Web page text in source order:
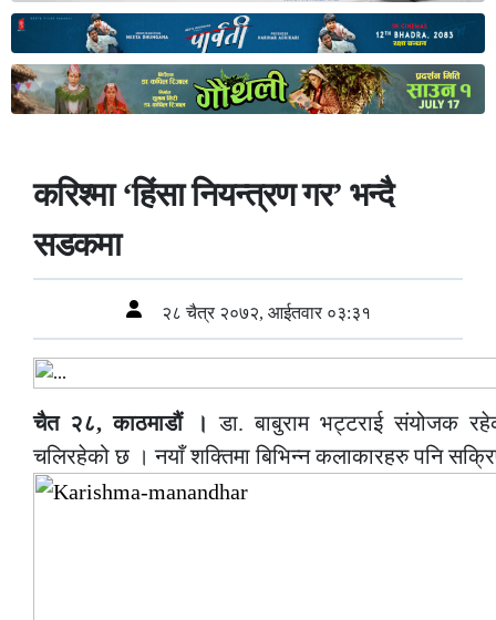
करिश्मा ‘हिंसा नियन्त्रण गर’ भन्दै
सडकमा
२८ चैत्र २०७२, आईतवार ०३:३१
चैत २८, काठमाडौं । डा. बाबुराम भट्टराई संयोजक
चलिरहेको छ । नयाँ शक्तिमा बिभिन्न कलाकारहरु पनि